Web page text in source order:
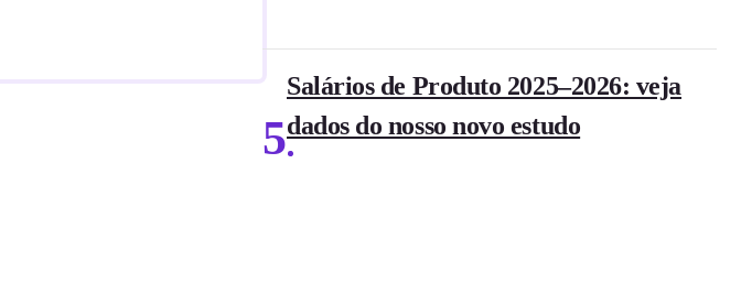
5
Salários de Produto 2025–2026: veja
dados do nosso novo estudo